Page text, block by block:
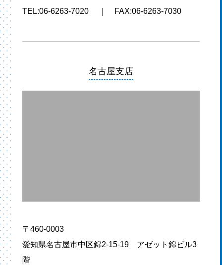
TEL:06-6263-7020 ｜ FAX:06-6263-7030
名古屋支店
〒460-0003
愛知県名古屋市中区錦2-15-19 アゼット錦ビル3
階